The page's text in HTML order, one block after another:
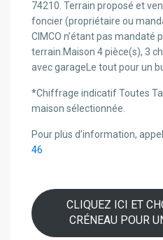
74210. Terrain proposé et
foncier (propriétaire ou
CIMCO n’étant pas mandaté
terrain.Maison 4 pièce(s), 3
avec garageLe tout pour un
*Chiffrage indicatif Toutes
maison sélectionnée.
Pour plus d’information,
46
CLIQUEZ ICI ET
CRÉNEAU POUR